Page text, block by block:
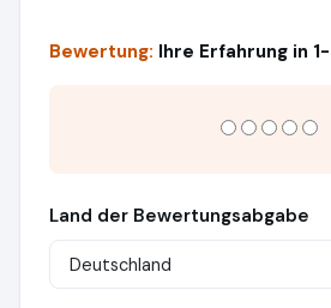
Bewertung: Ihre Erfahrung in
Land der Bewertungsabgabe